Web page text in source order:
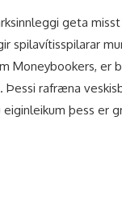
geta misst
spilavítisspilarar
Moneybookers, er
rafræna
þess er